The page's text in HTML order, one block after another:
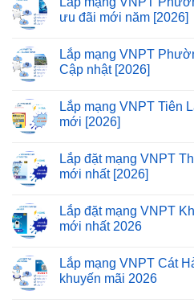
ưu đãi mới năm [2026]
Lắp mạng VNPT
Cập nhật [2026]
Lắp mạng VNPT Tiên
mới [2026]
Lắp đặt mạng VNPT
mới nhất [2026]
Lắp đặt mạng VNPT
mới nhất 2026
Lắp mạng VNPT Cát
khuyến mãi 2026